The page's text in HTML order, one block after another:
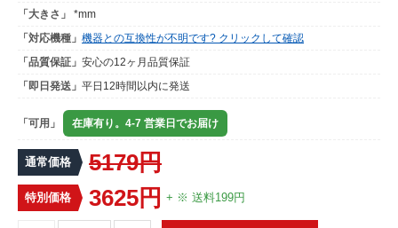
「大きさ」
*mm
「対応機種」 機器との互換性が不明です? クリックして確認
「品質保証」 安心の12ヶ月品質保証
「即日発送」 平日12時間以内に発送
「可用」 在庫有り。4-7 営業日でお届け
通常価格 5179円
特別価格 3625円 + ※ 送料199円